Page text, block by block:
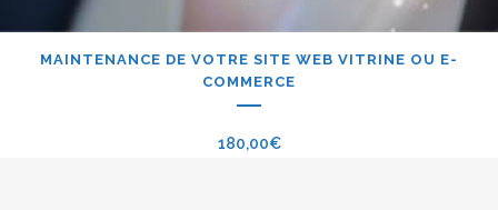
MAINTENANCE DE VOTRE SITE WEB VITRINE OU E-
COMMERCE
180,00€